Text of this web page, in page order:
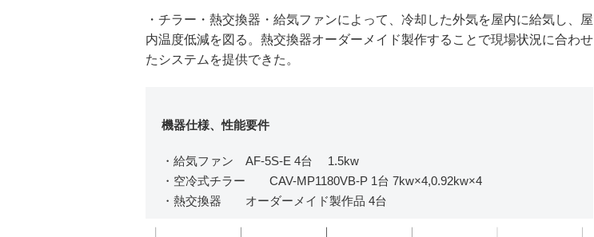
・チラー・熱交換器・給気ファンによって、冷却した外気を屋内に給気し、屋
内温度低減を図る。熱交換器オーダーメイド製作することで現場状況に合わせ
たシステムを提供できた。
機器仕様、性能要件
・給気ファン AF-5S-E 4台 1.5kw
・空冷式チラー CAV-MP1180VB-P 1台 7kw×4,0.92kw×4
・熱交換器 オーダーメイド製作品 4台